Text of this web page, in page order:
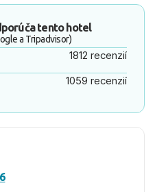
tento hotel
a Tripadvisor)
1812 recenzií
1059 recenzií